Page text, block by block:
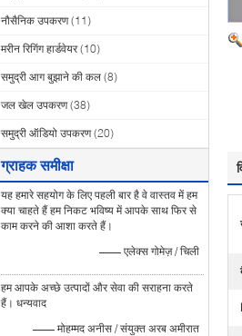
नौसैनिक उपकरण (11)
मरीन रिगिंग हार्डवेयर (10)
समुद्री आग बुझाने की कल (8)
जल खेल उपकरण (38)
समुद्री ऑडियो उपकरण (20)
ग्राहक समीक्षा
यह हमारे सहयोग के लिए पहली बार है वे वास्तव में हम
क्या चाहते हैं हम निकट भविष्य में आपके साथ फिर से
काम करने की आशा करते हैं।
—— एलेक्स गोमेज़ / चिली
हम आपके अच्छे उत्पादों और सेवा की सराहना करते
हैं। धन्यवाद
—— मोहम्मद अनीस / संयुक्त अरब अमीरात